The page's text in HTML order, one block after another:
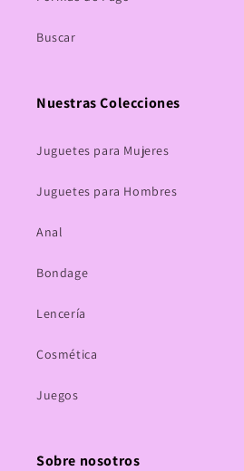
Buscar
Nuestras Colecciones
Juguetes para Mujeres
Juguetes para Hombres
Anal
Bondage
Lencería
Cosmética
Juegos
Sobre nosotros